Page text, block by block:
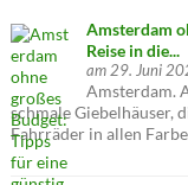
Amsterdam
Reise in die...
am 29. Juni
Amsterdam.
schmale Giebelhäuser,
Fahrräder in allen